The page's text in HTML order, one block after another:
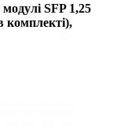
SFP 1,25
комплекті),